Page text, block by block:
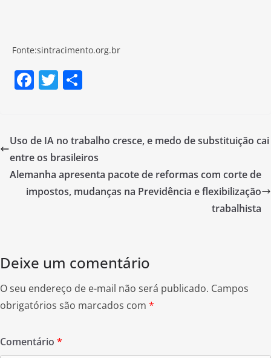
Fonte:sintracimento.org.br
F
e
b
o
o
T
er e
Uso de IA no trabalho cresce, e medo de substituição cai
entre os brasileiros
Alemanha apresenta pacote de reformas com corte de
impostos, mudanças na Previdência e flexibilização
trabalhista
Deixe um comentário
O seu endereço de e-mail não será publicado. Campos
obrigatórios são marcados com *
Comentário *